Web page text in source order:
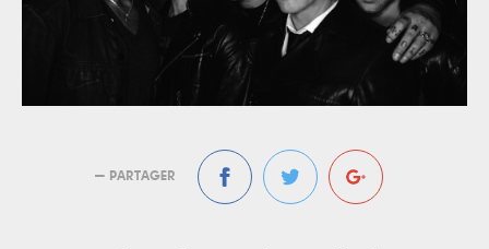
— PARTAGER